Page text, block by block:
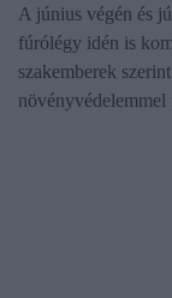
A június végén és
fúrólégy idén is
szakemberek